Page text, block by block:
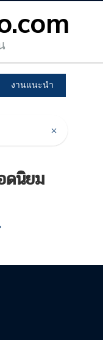
งานแนะนำ
ดนิยม